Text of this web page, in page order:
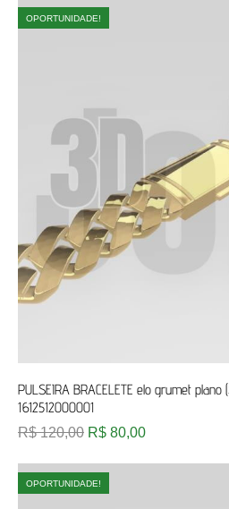
OPORTUNIDADE!
PULSEIRA BRACELETE elo grumet plano
1612512000001
R$120,00 R$ 80,00
OPORTUNIDADE!